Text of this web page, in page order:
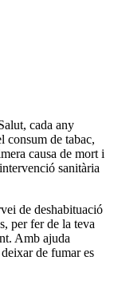
cada any
consum de tabac,
causa de mort i
sanitària
de deshabituació
per fer de la teva
Amb ajuda
de fumar es